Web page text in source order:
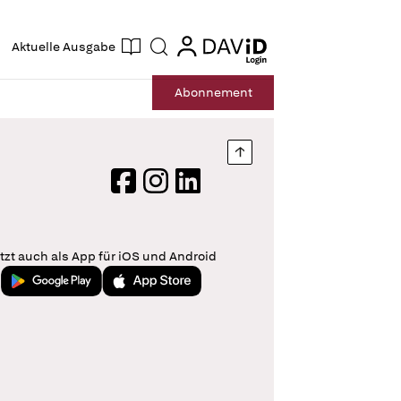
Aktuelle Ausgabe Suche login
login
Abonnement
Nach oben springen
FacebookInstagram
LinkedIn
auch als App für iOS und Android
Jetzt bei Google PlayLaden im App Store